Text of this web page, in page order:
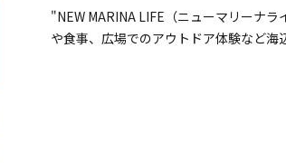
"NEW MARINA LIFE（ニューマリーナ
や食事、広場でのアウトドア体験など海